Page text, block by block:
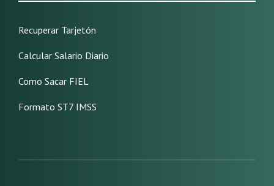
Recuperar Tarjetón
Calcular Salario Diario
Como Sacar FIEL
Formato ST7 IMSS